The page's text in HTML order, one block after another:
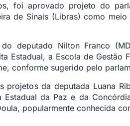
foi aprovado projeto do
de Sinais (Libras) como
deputado Nilton Franco
Estadual, a Escola de Gestão
conforme sugerido pelo
projetos da deputada Luana
da Paz e da
popularmente conhecida